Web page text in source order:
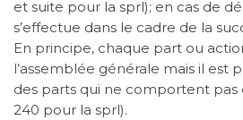
et suite pour la sprl); en cas de
s’effectue dans le cadre de la
En principe, chaque part ou
l’assemblée générale mais il est
des parts qui ne comportent pas
240 pour la sprl).